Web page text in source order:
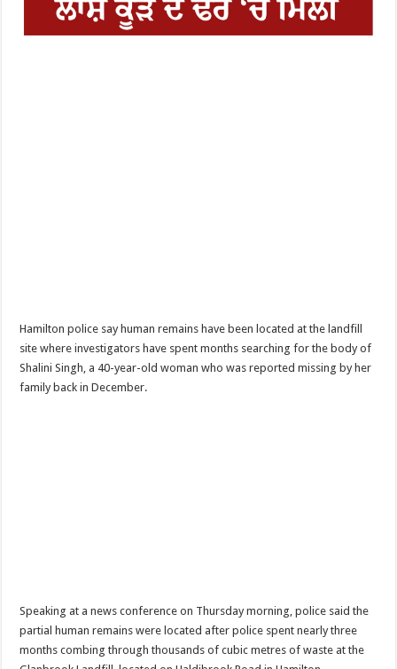
Hamilton police say human remains have been located at the landfill
site where investigators have spent months searching for the body of
Shalini Singh, a 40-year-old woman who was reported missing by her
family back in December.
Speaking at a news conference on Thursday morning, police said the
partial human remains were located after police spent nearly three
months combing through thousands of cubic metres of waste at the